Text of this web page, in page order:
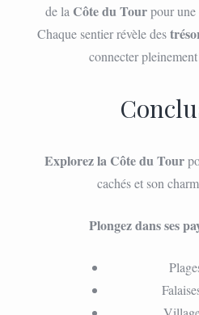
de la Côte du Tourpour
Chaque sentier révèle des
connecter
Explorez la Côte du Tour
cachés et son
Plongez dans ses